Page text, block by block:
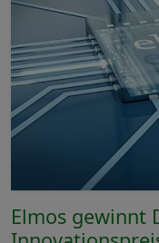
Elmos gewinnt